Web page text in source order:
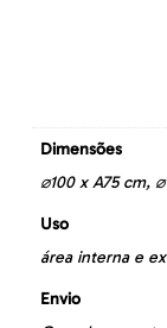
Dimensões
⌀100 x A75 cm,
Uso
área interna e
Envio